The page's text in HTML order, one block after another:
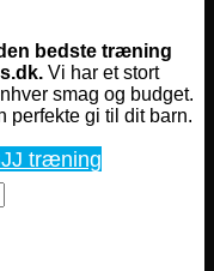
bedste træning
Vi har et stort
smag og budget.
perfekte gi til dit barn.
træning